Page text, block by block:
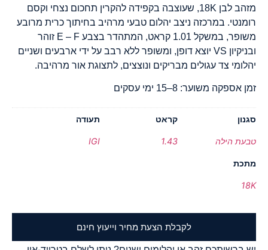
מזהב לבן 18K, שעוצבה בקפידה להקרין תחכום נצחי וקסם
רומנטי. במרכזה ניצב יהלום טבעי מרהיב בחיתוך כרית מרובע
משופר, במשקל 1.01 קראט, המתהדר בצבע E – F זוהר
ובניקיון VS יוצא דופן, ומשופר ללא רבב על ידי ארבעים ושניים
יהלומי צד עגולים מבריקים ונוצצים, לתצוגת אור מרהיבה.
זמן אספקה משוער: 8–15 ימי עסקים
סגנון
טבעת הילה
קראט
1.43
תעודה
IGI
מתכת
18K
לקבלת הצעת מחיר וייעוץ חינם